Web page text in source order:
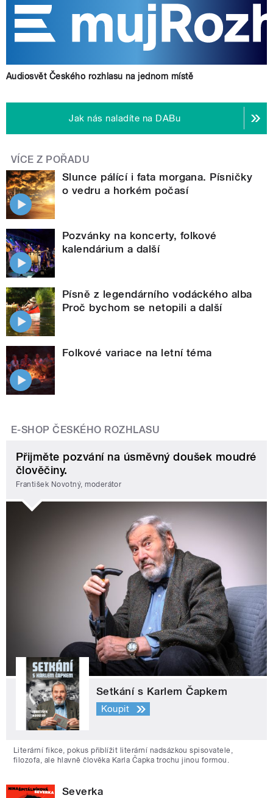
Audiosvět Českého rozhlasu na jednom místě
Jak nás naladíte na DABu
VÍCE Z POŘADU
Slunce pálící i fata morgana. Písničky
o vedru a horkém počasí
Pozvánky na koncerty, folkové
kalendárium a další
Písně z legendárního vodáckého alba
Proč bychom se netopili a další
Folkové variace na letní téma
E-SHOP ČESKÉHO ROZHLASU
Přijměte pozvání na úsměvný doušek moudré
člověčiny.
František Novotný, moderátor
Setkání s Karlem Čapkem
Koupit
Literární fikce, pokus přiblížit literární nadsázkou spisovatele,
filozofa, ale hlavně člověka Karla Čapka trochu jinou formou.
Severka